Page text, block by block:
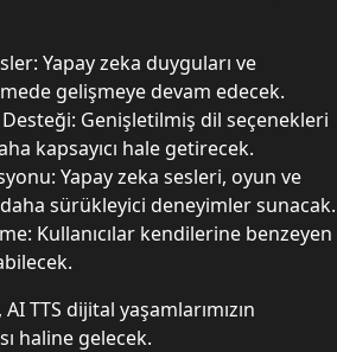
Yapay zeka duyguları ve
gelişmeye devam edecek.
Genişletilmiş dil seçenekleri
kapsayıcı hale getirecek.
Yapay zeka sesleri, oyun ve
sürükleyici deneyimler sunacak.
Kullanıcılar kendilerine benzeyen
TTS dijital yaşamlarımızın
haline gelecek.